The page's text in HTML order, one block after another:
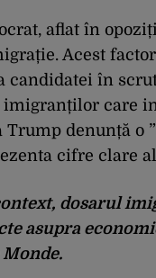
aflat în
Acest
candidatei în
care
denunță o
cifre clare
dosarul
asupra